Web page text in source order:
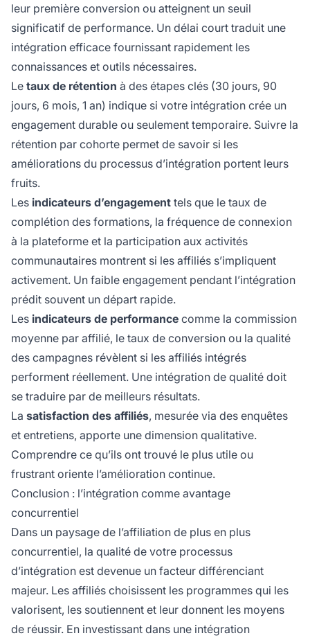
leur première conversion ou atteignent un seuil
significatif de performance. Un délai court traduit une
intégration efficace fournissant rapidement les
connaissances et outils nécessaires.
Le taux de rétention à des étapes clés (30 jours, 90
jours, 6 mois, 1 an) indique si votre intégration crée un
engagement durable ou seulement temporaire. Suivre la
rétention par cohorte permet de savoir si les
améliorations du processus d’intégration portent leurs
fruits.
Les indicateurs d’engagement tels que le taux de
complétion des formations, la fréquence de connexion
à la plateforme et la participation aux activités
communautaires montrent si les affiliés s’impliquent
activement. Un faible engagement pendant l’intégration
prédit souvent un départ rapide.
Les indicateurs de performance comme la commission
moyenne par affilié, le taux de conversion ou la qualité
des campagnes révèlent si les affiliés intégrés
performent réellement. Une intégration de qualité doit
se traduire par de meilleurs résultats.
La satisfaction des affiliés, mesurée via des enquêtes
et entretiens, apporte une dimension qualitative.
Comprendre ce qu’ils ont trouvé le plus utile ou
frustrant oriente l’amélioration continue.
Conclusion : l’intégration comme avantage
concurrentiel
Dans un paysage de l’affiliation de plus en plus
concurrentiel, la qualité de votre processus
d’intégration est devenue un facteur différenciant
majeur. Les affiliés choisissent les programmes qui les
valorisent, les soutiennent et leur donnent les moyens
de réussir. En investissant dans une intégration